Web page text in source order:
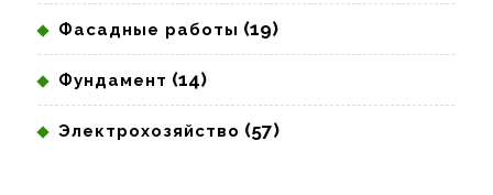
Фасадные работы (19)
Фундамент (14)
Электрохозяйство (57)